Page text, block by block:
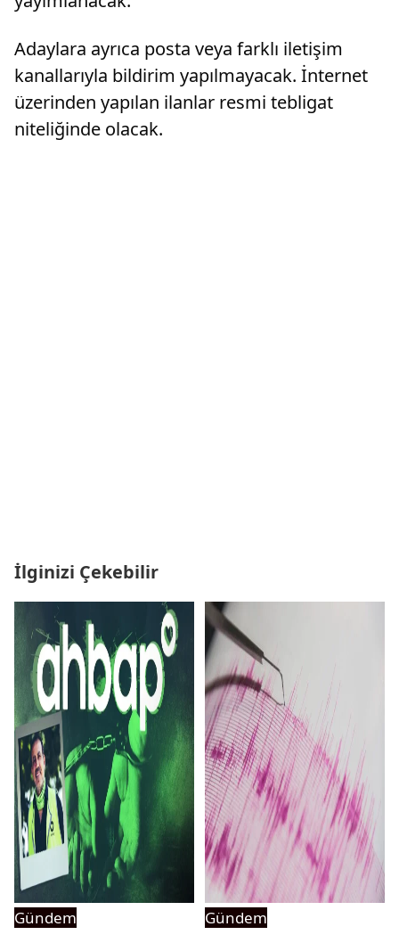
Adaylara ayrıca posta veya farklı iletişim
kanallarıyla bildirim yapılmayacak. İnternet
üzerinden yapılan ilanlar resmi tebligat
niteliğinde olacak.
İlginizi Çekebilir
Gündem Gündem